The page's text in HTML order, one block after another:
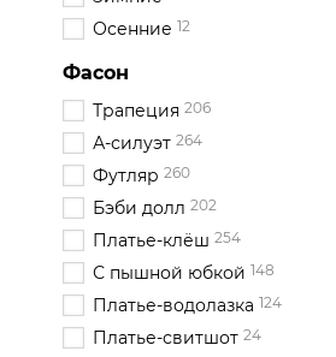
Осенние 12
Фасон
Трапеция 206
А-силуэт 264
Футляр 260
Бэби долл 202
Платье-клёш 254
С пышной юбкой 148
Платье-водолазка 124
Платье-свитшот 24